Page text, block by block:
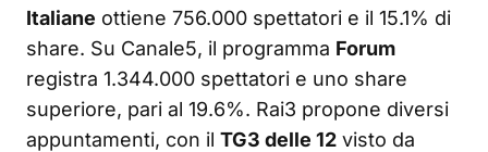
Italiane ottiene 756.000 spettatori e il 15.1% di
share. Su Canale5, il programma Forum
registra 1.344.000 spettatori e uno share
superiore, pari al 19.6%. Rai3 propone diversi
appuntamenti, con il TG3 delle 12 visto da